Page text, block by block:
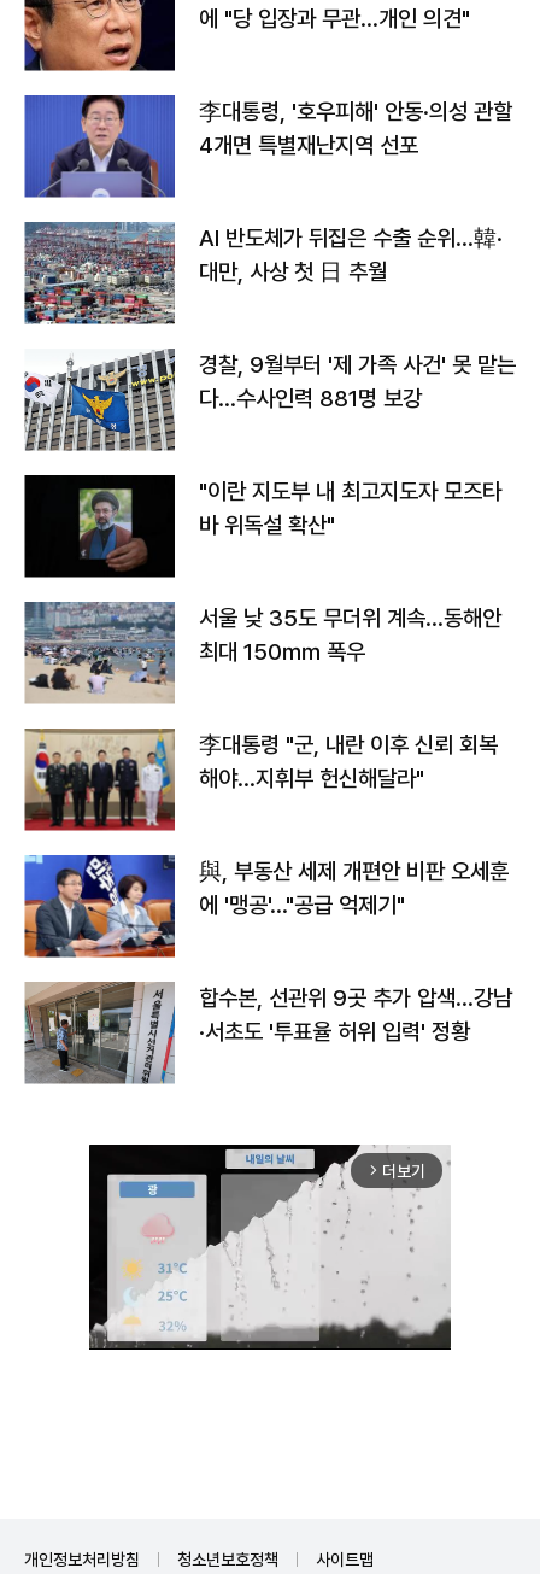
에 "당 입장과 무관…개인 의견"
李대통령, '호우피해' 안동·의성 관할
4개면 특별재난지역 선포
AI 반도체가 뒤집은 수출 순위…韓·
대만, 사상 첫 日 추월
경찰, 9월부터 '제 가족 사건' 못 맡는
다…수사인력 881명 보강
"이란 지도부 내 최고지도자 모즈타
바 위독설 확산"
서울 낮 35도 무더위 계속…동해안
최대 150㎜ 폭우
李대통령 "군, 내란 이후 신뢰 회복
해야…지휘부 헌신해달라"
與, 부동산 세제 개편안 비판 오세훈
에 '맹공'…"공급 억제기"
합수본, 선관위 9곳 추가 압색…강남
·서초도 '투표율 허위 입력' 정황
arrow_forward_ios 더보기
개인정보처리방침 청소년보호정책 사이트맵